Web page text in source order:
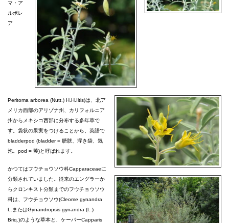
マ・ア
ルボレ
ア
Peritoma arborea (Nutt.) H.H.Iltis)は、北ア
メリカ西部のアリゾナ州、カリフォルニア
州からメキシコ西部に分布する多年草で
す。袋状の果実をつけることから、英語で
bladderpod (bladder = 膀胱、浮き袋、気
泡。pod = 莢)と呼ばれます。
かつてはフウチョウソウ科Capparaceaeに
分類されていました。従来のエングラーか
らクロンキスト分類までのフウチョウソウ
科は、フウチョウソウ(Cleome gynandra
L.またはGynandropsis gynandra (L.)
Briq.)のような草本と、ケーパーCapparis